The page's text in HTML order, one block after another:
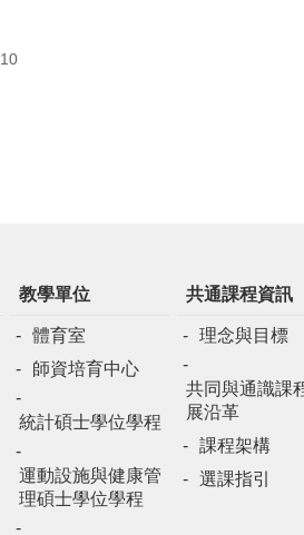
教學單位
體育室
師資培育中心
統計碩士學位學程
運動設施與健康管
理碩士學位學程
共通課程資訊
理念與目標
共同與通識課
展沿革
課程架構
選課指引